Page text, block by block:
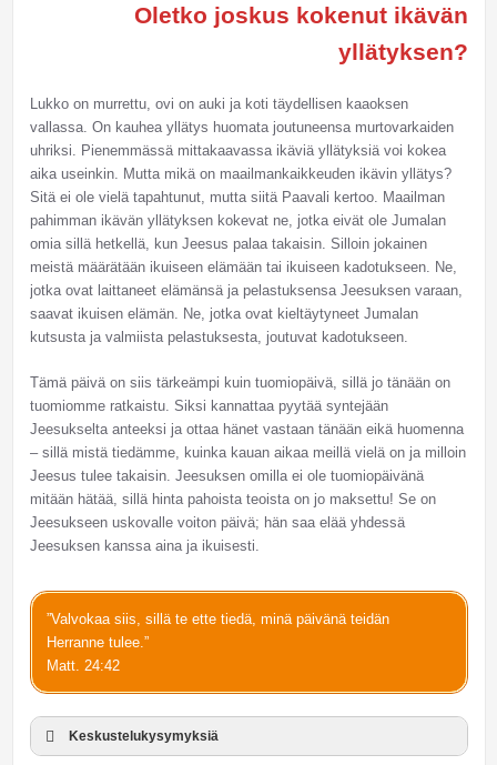
Oletko joskus kokenut ikävän
yllätyksen?
Lukko on murrettu, ovi on auki ja koti täydellisen kaaoksen
vallassa. On kauhea yllätys huomata joutuneensa murtovarkaiden
uhriksi. Pienemmässä mittakaavassa ikäviä yllätyksiä voi kokea
aika useinkin. Mutta mikä on maailmankaikkeuden ikävin yllätys?
Sitä ei ole vielä tapahtunut, mutta siitä Paavali kertoo. Maailman
pahimman ikävän yllätyksen kokevat ne, jotka eivät ole Jumalan
omia sillä hetkellä, kun Jeesus palaa takaisin. Silloin jokainen
meistä määrätään ikuiseen elämään tai ikuiseen kadotukseen. Ne,
jotka ovat laittaneet elämänsä ja pelastuksensa Jeesuksen varaan,
saavat ikuisen elämän. Ne, jotka ovat kieltäytyneet Jumalan
kutsusta ja valmiista pelastuksesta, joutuvat kadotukseen.
Tämä päivä on siis tärkeämpi kuin tuomiopäivä, sillä jo tänään on
tuomiomme ratkaistu. Siksi kannattaa pyytää syntejään
Jeesukselta anteeksi ja ottaa hänet vastaan tänään eikä huomenna
– sillä mistä tiedämme, kuinka kauan aikaa meillä vielä on ja milloin
Jeesus tulee takaisin. Jeesuksen omilla ei ole tuomiopäivänä
mitään hätää, sillä hinta pahoista teoista on jo maksettu! Se on
Jeesukseen uskovalle voiton päivä; hän saa elää yhdessä
Jeesuksen kanssa aina ja ikuisesti.
”Valvokaa siis, sillä te ette tiedä, minä päivänä teidän
Herranne tulee.”
Matt. 24:42
Keskustelukysymyksiä